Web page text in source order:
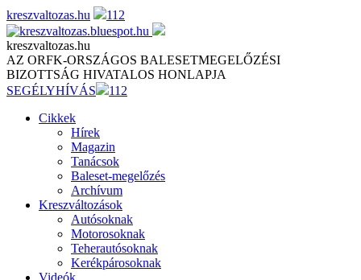
Skip
to
content
kreszvaltozas.hu 112
kreszvaltozas.hu
AZ ORFK-ORSZÁGOS BALESETMEGELŐZÉSI
BIZOTTSÁG HIVATALOS HONLAPJA
SEGÉLYHÍVÁS
112
Cikkek
Hírek
Magazin
Tanácsok
Baleset-megelőzés
Archívum
Kreszváltozások
Autósoknak
Motorosoknak
Teherautósoknak
Kerékpárosoknak
Videók